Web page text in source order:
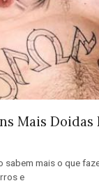
Mais Doidas
mais o que
e